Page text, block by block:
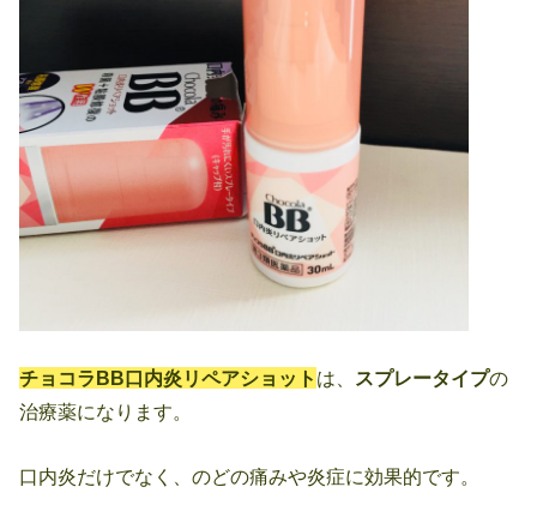
チョコラBB口内炎リペアショット は、 スプレータイプの
治療薬になります。
口内炎だけでなく、のどの痛みや炎症に効果的です。